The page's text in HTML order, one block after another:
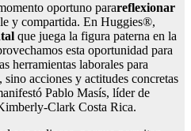
oportuno parareflexionar
y compartida. En Huggies®,
que juega la figura paterna en la
esta oportunidad para
herramientas laborales para
, sino acciones y actitudes concretas
Pablo Masís, líder de
Clark Costa Rica.